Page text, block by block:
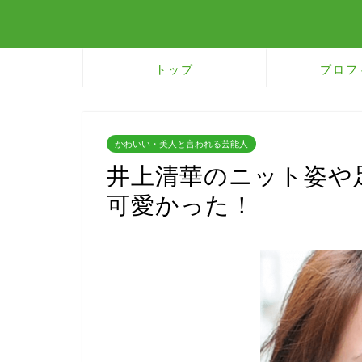
トップ プロ
かわいい・美人と言われる芸能人
井上清華のニット姿
可愛かった！